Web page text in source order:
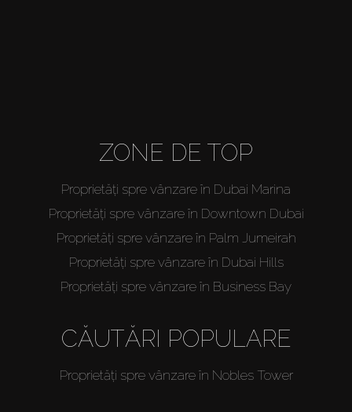
ZONE DE TOP
Proprietăți spre vânzare în Dubai Marina
Proprietăți spre vânzare în Downtown Dubai
Proprietăți spre vânzare în Palm Jumeirah
Proprietăți spre vânzare în Dubai Hills
Proprietăți spre vânzare în Business Bay
CĂUTĂRI POPULARE
Proprietăți spre vânzare în Nobles Tower